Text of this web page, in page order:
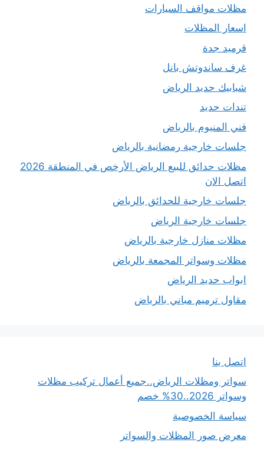
مظلات مواقف السيارات
اسعار المظلات
قرميد جدة
غرف ساندوتش بانل
شبابيك حديد الرياض
تندات حديد
فني المنيوم بالرياض
جلسات خارجية رمضانية بالرياض
مظلات حدائق للبيع الرياض الأرخص في المنطقة 2026
اتصل الان
جلسات خارجية للحدائق بالرياض
جلسات خارجية الرياض
مظلات منازل خارجية بالرياض
مظلات وسواتر المجمعة بالرياض
ابواب حديد الرياض
مقاول ترميم مباني بالرياض
اتصل بنا
سواتر ومظلات الرياض..جميع أعمال تركيب مظلات
وسواتر 2026..30% خصم
سياسة الخصوصية
معرض صور المظلات والسواتر